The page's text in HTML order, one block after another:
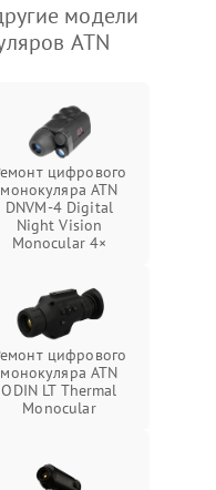
модели
ATN
цифрового
монокуляра ATN
DNVM-4 Digital
Night Vision
Monocular 4×
цифрового
монокуляра ATN
ODIN LT Thermal
Monocular